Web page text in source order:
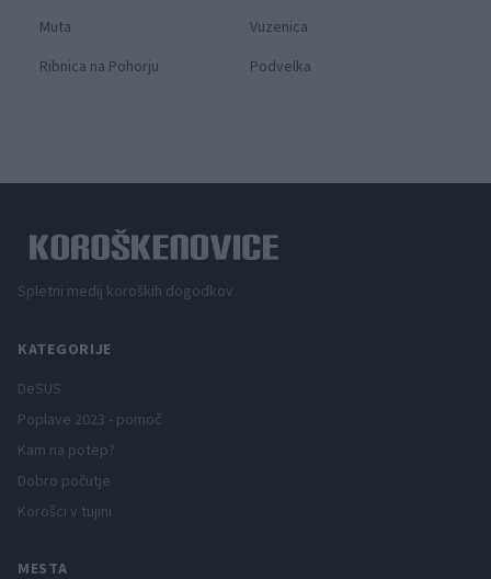
Muta
Vuzenica
Ribnica na Pohorju
Podvelka
Spletni medij koroških dogodkov.
KATEGORIJE
DeSUS
Poplave 2023 - pomoč
Kam na potep?
Dobro počutje
Korošci v tujini
MESTA